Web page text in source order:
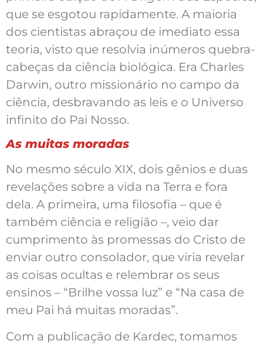
que se esgotou rapidamente. A maioria
dos cientistas abraçou de imediato essa
teoria, visto que resolvia inúmeros quebra-
cabeças da ciência biológica. Era Charles
Darwin, outro missionário no campo da
ciência, desbravando as leis e o Universo
infinito do Pai Nosso.
As muitas moradas
No mesmo século XIX, dois gênios e duas
revelações sobre a vida na Terra e fora
dela. A primeira, uma filosofia – que é
também ciência e religião –, veio dar
cumprimento às promessas do Cristo de
enviar outro consolador, que viria revelar
as coisas ocultas e relembrar os seus
ensinos – “Brilhe vossa luz” e “Na casa de
meu Pai há muitas moradas”.
Com a publicação de Kardec, tomamos